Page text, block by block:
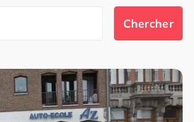
Chercher